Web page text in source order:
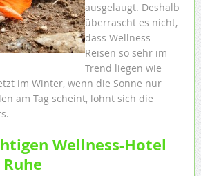
ausgelaugt. Deshalb
überrascht es nicht,
dass Wellness-
Reisen so sehr im
Trend liegen wie
im Winter, wenn die Sonne nur
am Tag scheint, lohnt sich die
Wellness-Hotel